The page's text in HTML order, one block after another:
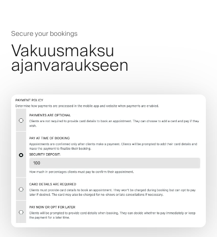
Secure your bookings
Vakuusmaksu
ajanvaraukseen